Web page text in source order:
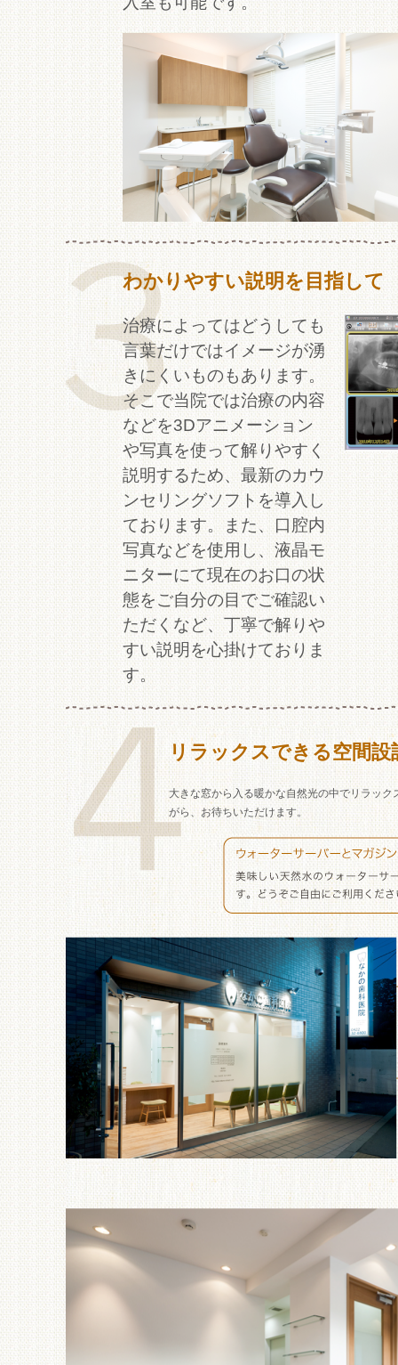
わかりやすい説明を目指して
治療によってはどうしても
言葉だけではイメージが湧
きにくいものもあります。
そこで当院では治療の内容
などを3Dアニメーション
や写真を使って解りやすく
説明するため、最新のカウ
ンセリングソフトを導入し
ております。また、口腔内
写真などを使用し、液晶モ
ニターにて現在のお口の状
態をご自分の目でご確認い
ただくなど、丁寧で解りや
すい説明を心掛けておりま
す。
リラックスできる空間設
大きな窓から入る暖かな自然光の中でリラック
がら、お待ちいただけます。